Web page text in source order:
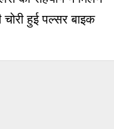
हुई पल्सर बाइक